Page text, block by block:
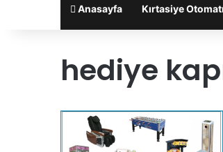
Anasayfa Kırtasiye Otomatı
hediye